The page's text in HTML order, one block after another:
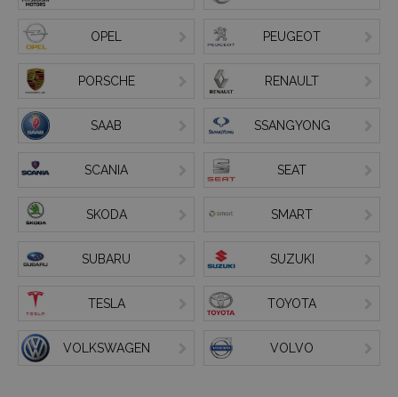
OPEL PEUGEOT
PORSCHE RENAULT
SAAB SSANGYONG
SCANIA SEAT
SKODA SMART
SUBARU SUZUKI
TESLA TOYOTA
VOLKSWAGEN VOLVO